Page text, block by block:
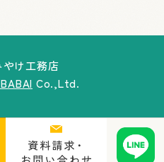
やけ工務店
Co.,Ltd.